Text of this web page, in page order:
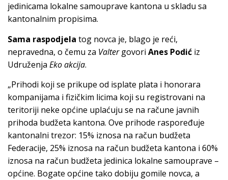
jedinicama lokalne samouprave kantona u skladu sa
kantonalnim propisima.
Sama raspodjela tog novca je, blago je reći,
nepravedna, o čemu za Valtergovori Anes Podić iz
Udruženja Eko akcija.
„Prihodi koji se prikupe od isplate plata i honorara
kompanijama i fizičkim licima koji su registrovani na
teritoriji neke općine uplaćuju se na račune javnih
prihoda budžeta kantona. Ove prihode raspoređuje
kantonalni trezor: 15% iznosa na račun budžeta
Federacije, 25% iznosa na račun budžeta kantona i 60%
iznosa na račun budžeta jedinica lokalne samouprave –
općine. Bogate općine tako dobiju gomile novca, a